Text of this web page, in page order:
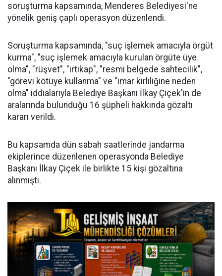
soruşturma kapsamında, Menderes Belediyesi'ne
yönelik geniş çaplı operasyon düzenlendi.
Soruşturma kapsamında, "suç işlemek amacıyla örgüt
kurma", "suç işlemek amacıyla kurulan örgüte üye
olma", "rüşvet", "irtikap", "resmi belgede sahtecilik",
"görevi kötüye kullanma" ve "imar kirliliğine neden
olma" iddialarıyla Belediye Başkanı İlkay Çiçek'in de
aralarında bulunduğu 16 şüpheli hakkında gözaltı
kararı verildi.
Bu kapsamda dün sabah saatlerinde jandarma
ekiplerince düzenlenen operasyonda Belediye
Başkanı İlkay Çiçek ile birlikte 15 kişi gözaltına
alınmıştı.